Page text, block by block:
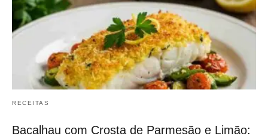
RECEITAS
Bacalhau com Crosta de Parmesão e Limão: